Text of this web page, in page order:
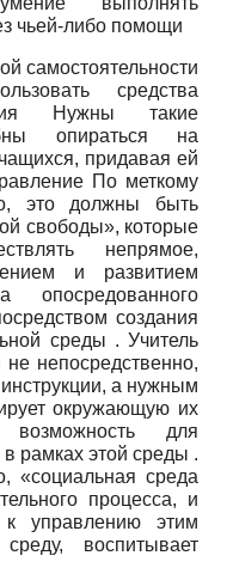
чьей-либо помощи
самостоятельности
средства
Нужны такие
опираться на
придавая ей
По меткому
это должны быть
свободы», которые
непрямое,
и развитием
создания
среды . Учитель
непосредственно,
а нужным
окружающую их
для
рамках этой среды .
«социальная среда
процесса, и
управлению этим
воспитывает